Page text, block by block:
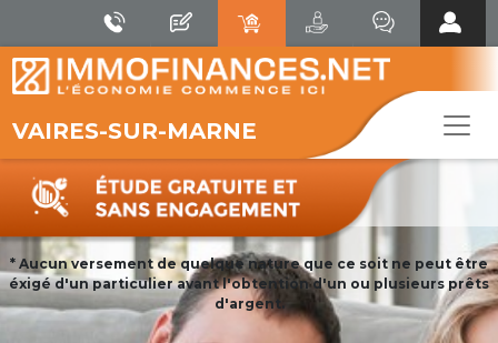
VAIRES-SUR-MARNE
* Aucun versement de quelque nature que ce soit ne peut être
éxigé d'un particulier avant l'obtention d'un ou plusieurs prêts
d'argent.